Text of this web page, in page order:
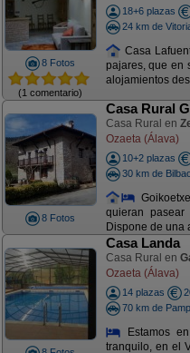
8 Fotos
(1 comentario)
18+6 plazas
24 km de
Casa
pajares, que en
alojamientos
8 Fotos
Casa Rural
Casa Rural en
Ozaeta (Álava)
10+2 plazas
30 km de
quieran
Dispone de una
Casa Landa
Casa Rural en
Ozaeta (Álava)
14 plazas
70 km de
Estamos
tranquilo, en el